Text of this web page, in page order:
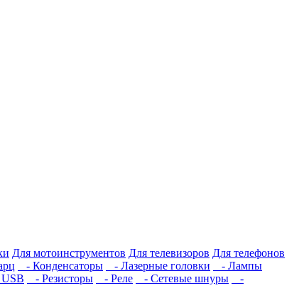
Для мотоинструментов Для телевизоров Для телефонов
- Конденсаторы - Лазерные головки
- Лампы
- Резисторы - Реле - Сетевые шнуры
-